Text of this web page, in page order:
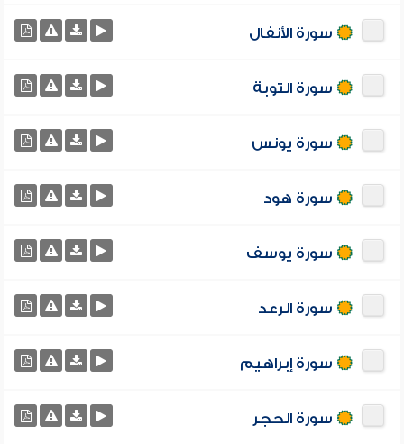
سورة الأنفال
سورة التوبة
سورة يونس
سورة هود
سورة يوسف
سورة الرعد
سورة إبراهيم
سورة الحجر